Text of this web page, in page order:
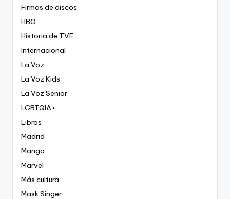
Firmas de discos
HBO
Historia de TVE
Internacional
La Voz
La Voz Kids
La Voz Senior
LGBTQIA+
Libros
Madrid
Manga
Marvel
Más cultura
Mask Singer